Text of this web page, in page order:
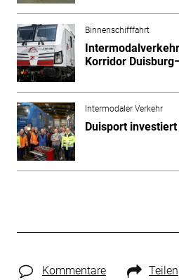
Binnenschifffahrt
Korridor
Intermodaler Verkehr
Duisport
Kommentare Teilen